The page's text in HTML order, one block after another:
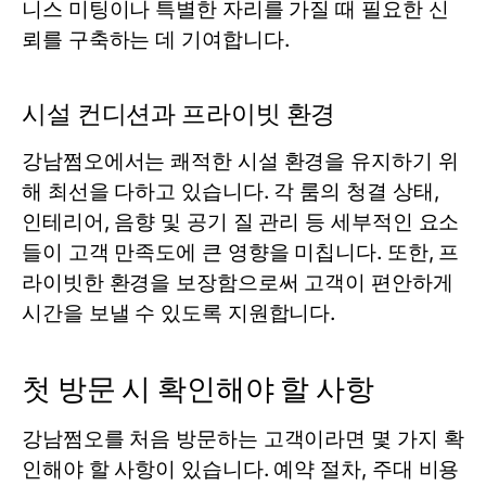
니스 미팅이나 특별한 자리를 가질 때 필요한 신
뢰를 구축하는 데 기여합니다.
시설 컨디션과 프라이빗 환경
강남쩜오에서는 쾌적한 시설 환경을 유지하기 위
해 최선을 다하고 있습니다. 각 룸의 청결 상태,
인테리어, 음향 및 공기 질 관리 등 세부적인 요소
들이 고객 만족도에 큰 영향을 미칩니다. 또한, 프
라이빗한 환경을 보장함으로써 고객이 편안하게
시간을 보낼 수 있도록 지원합니다.
첫 방문 시 확인해야 할 사항
강남쩜오를 처음 방문하는 고객이라면 몇 가지 확
인해야 할 사항이 있습니다. 예약 절차, 주대 비용